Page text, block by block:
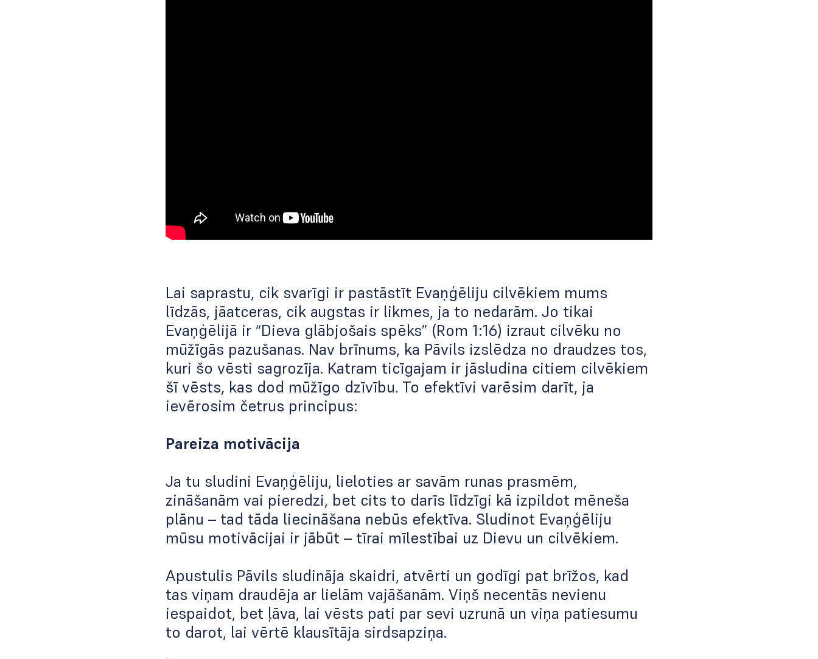
Lai saprastu, cik svarīgi ir pastāstīt Evaņģēliju cilvēkiem mums
līdzās, jāatceras, cik augstas ir likmes, ja to nedarām. Jo tikai
Evaņģēlijā ir “Dieva glābjošais spēks” (Rom 1:16) izraut cilvēku no
mūžīgās pazušanas. Nav brīnums, ka Pāvils izslēdza no draudzes tos,
kuri šo vēsti sagrozīja. Katram ticīgajam ir jāsludina citiem cilvēkiem
šī vēsts, kas dod mūžīgo dzīvību. To efektīvi varēsim darīt, ja
ievērosim četrus principus:
Pareiza motivācija
Ja tu sludini Evaņģēliju, lieloties ar savām runas prasmēm,
zināšanām vai pieredzi, bet cits to darīs līdzīgi kā izpildot mēneša
plānu – tad tāda liecināšana nebūs efektīva. Sludinot Evaņģēliju
mūsu motivācijai ir jābūt – tīrai mīlestībai uz Dievu un cilvēkiem.
Apustulis Pāvils sludināja skaidri, atvērti un godīgi pat brīžos, kad
tas viņam draudēja ar lielām vajāšanām. Viņš necentās nevienu
iespaidot, bet ļāva, lai vēsts pati par sevi uzrunā un viņa patiesumu
to darot, lai vērtē klausītāja sirdsapziņa.